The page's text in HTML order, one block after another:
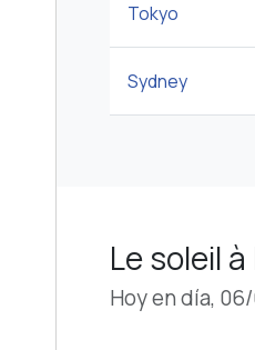
Tokyo
Sydney
Le soleil
Hoy en día,